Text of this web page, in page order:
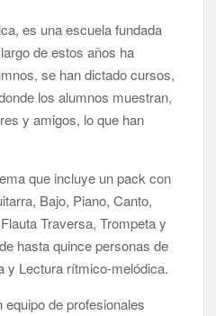
es una escuela fundada
de estos años ha
se han dictado cursos,
los alumnos muestran,
y amigos, lo que han
que incluye un pack con
Bajo, Piano, Canto,
Traversa, Trompeta y
hasta quince personas de
y Lectura rítmico-melódica.
de profesionales